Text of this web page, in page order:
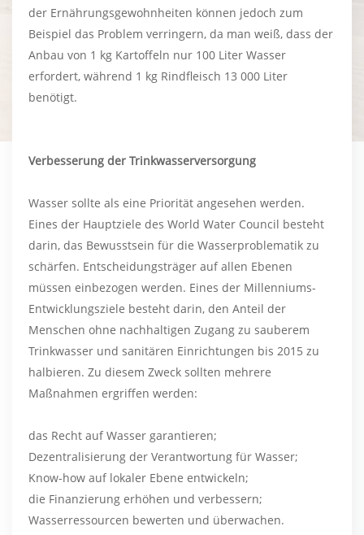
der Ernährungsgewohnheiten können jedoch zum
Beispiel das Problem verringern, da man weiß, dass der
Anbau von 1 kg Kartoffeln nur 100 Liter Wasser
erfordert, während 1 kg Rindfleisch 13 000 Liter
benötigt.
Verbesserung der Trinkwasserversorgung
Wasser sollte als eine Priorität angesehen werden.
Eines der Hauptziele des World Water Council besteht
darin, das Bewusstsein für die Wasserproblematik zu
schärfen. Entscheidungsträger auf allen Ebenen
müssen einbezogen werden. Eines der Millenniums-
Entwicklungsziele besteht darin, den Anteil der
Menschen ohne nachhaltigen Zugang zu sauberem
Trinkwasser und sanitären Einrichtungen bis 2015 zu
halbieren. Zu diesem Zweck sollten mehrere
Maßnahmen ergriffen werden:
das Recht auf Wasser garantieren;
Dezentralisierung der Verantwortung für Wasser;
Know-how auf lokaler Ebene entwickeln;
die Finanzierung erhöhen und verbessern;
Wasserressourcen bewerten und überwachen.